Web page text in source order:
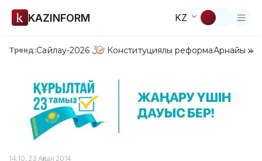
KAZINFORM KZ
Тренд:Сайлау-2026 Конституциялық реформаАрнайы
14:10, 23 Ақпан 2014